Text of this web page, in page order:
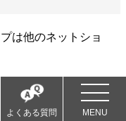
は他のネットショ
・交換は承れませ
よくある質問 MENU